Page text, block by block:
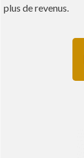
plus de revenus.